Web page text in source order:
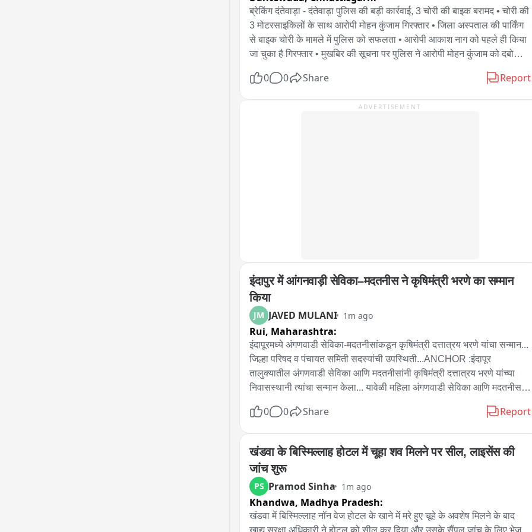
ब्रेकिंग दंतेवाड़ा - दंतेवाड़ा पुलिस की बड़ी कार्रवाई, 3 चोरी की बाइक बरामद • चोरी की
3 मोटरसाइकिलों के साथ आरोपी मोहन कुंजाम गिरफ्तार • जिला अस्पताल की पार्किंग
से बाइक चोरी के मामले में पुलिस को सफलता • आरोपी आकाश नाग को पहले ही किया
जा चुका है गिरफ्तार • मुखबिर की सूचना पर पुलिस ने आरोपी मोहन कुंजाम को दबोचा •
कार्रवाई, चोरी की बाइकें जब्त
0 0 Share Report
ADVERTISEMENT
इंदापुर में आंगनवाड़ी सेविका–मदतनीस ने कृषिमंत्री भरणे का सम्मान
किया
JM JAVED MULANI 1m ago
Rui, Maharashtra:
इंदापूरमध्ये अंगणवाडी सेविका-मदतनीसांकडून कृषिमंत्री दत्तात्रय भरणे यांचा सन्मान...
जिल्हा परिषद व पंचायत समिती सदस्यांची उपस्थिती...ANCHOR :इंदापूर
तालुक्यातील अंगणवाडी सेविका आणि मदतनीसांनी कृषिमंत्री दत्तात्रय भरणे यांच्या
निवासस्थानी त्यांचा सन्मान केला... यावेळी महिला अंगणवाडी सेविका आणि मदतनीस
समिती सदस्यांचीही उपस्थिती होती...
0 0 Share Report
खंडवा के बिस्मिल्लाह होटल में चूहा शव मिलने पर सील, लाइसेंस की
जांच शुरू
PS Pramod Sinha 1m ago
Khandwa, Madhya Pradesh:
खंडवा में बिस्मिल्लाह नॉन वेज होटल के खाने में मरे हुए चूहे के अवशेष मिलने के बाद
खाद्य सुरक्षा अधिकारी ने होटल को सील कर दिया और उसके सैंपल जांच के लिए भेज